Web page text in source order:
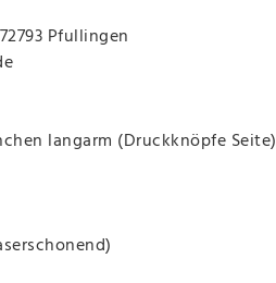
Pfullingen
langarm (Druckknöpfe Seite)